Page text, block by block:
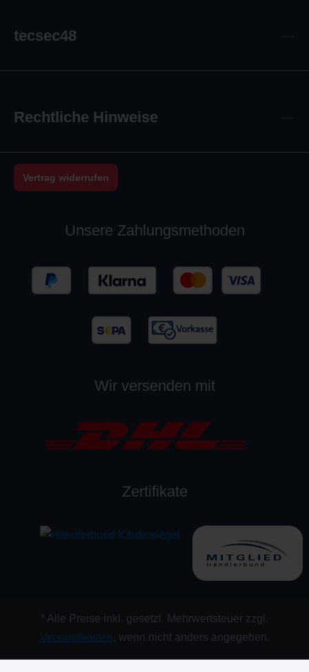
tecsec48
Rechtliche Hinweise
Vertrag widerrufen
Unsere Zahlungsmethoden
Wir versenden mit
Zertifikate
* Alle Preise inkl. gesetzl. Mehrwertsteuer zzgl.
Versandkosten, wenn nicht anders angegeben.